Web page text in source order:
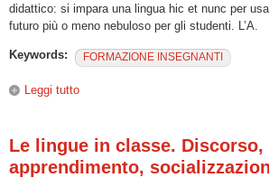
didattico: si impara una lingua hic et nunc per
futuro più o meno nebuloso per gli studenti. L’A.
Keywords: FORMAZIONE INSEGNANTI
Leggi tutto
Le lingue in classe. Discorso,
apprendimento,